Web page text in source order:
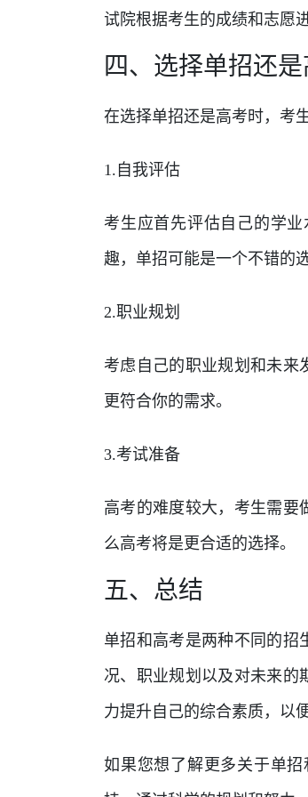
试院根据考生的成绩和志愿
四、选择单招还是
在选择单招还是高考时，考
1.自我评估
考生应首先评估自己的学
趣，单招可能是一个不错的选
2.职业规划
考虑自己的职业规划和未来
更符合你的需求。
3.考试准备
高考的难度较大，考生需要
么高考将是更合适的选择。
五、总结
单招和高考是两种不同的招
况、职业规划以及对未来的
力提升自己的综合素质，以
如果您想了解更多关于单